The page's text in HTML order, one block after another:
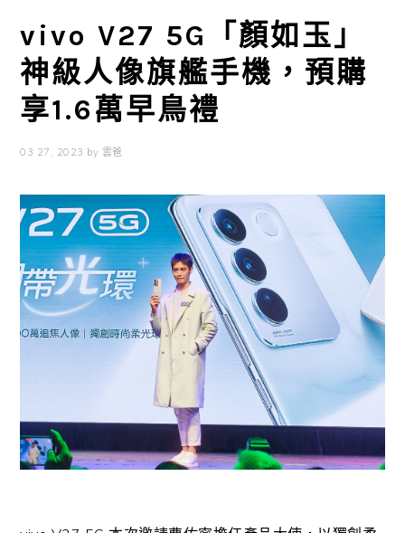
vivo V27 5G「顏如玉」
神級人像旗艦手機，預購
享1.6萬早鳥禮
03 27, 2023 by 雲爸